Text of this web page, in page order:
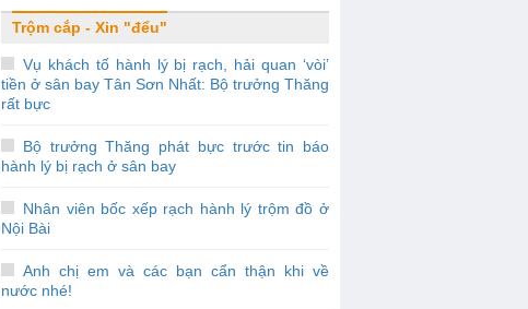
Trộm cắp - Xin "đểu"
Vụ khách tố hành lý bị rạch, hải quan ‘vòi’
tiền ở sân bay Tân Sơn Nhất: Bộ trưởng Thăng
rất bực
Bộ trưởng Thăng phát bực trước tin báo
hành lý bị rạch ở sân bay
Nhân viên bốc xếp rạch hành lý trộm đồ ở
Nội Bài
Anh chị em và các bạn cẩn thận khi về
nước nhé!